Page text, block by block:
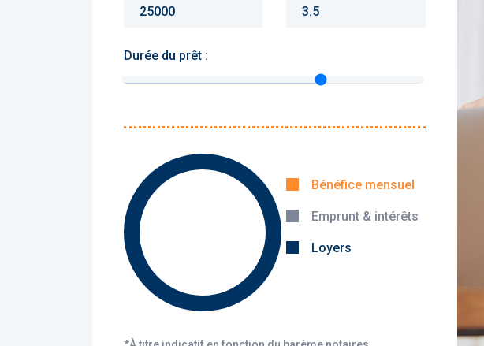
Durée du prêt :
Yearly rent :
Bénéfice mensuel
Emprunt & intérêts
Loyers